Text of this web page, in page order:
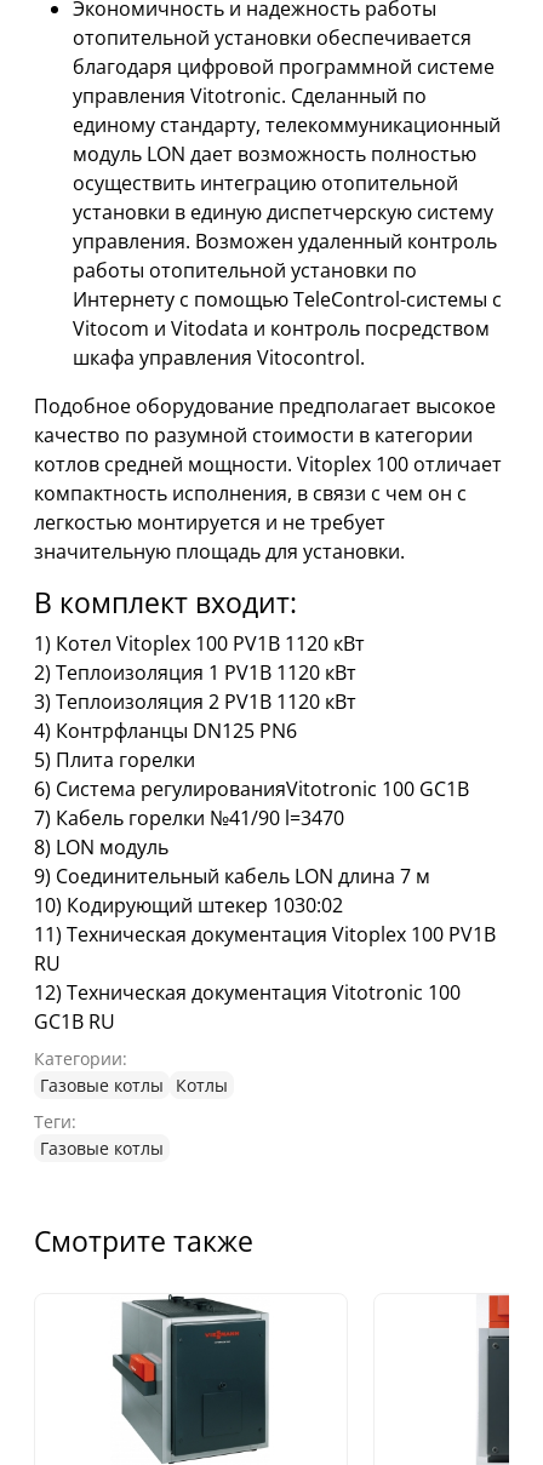
Экономичность и надежность работы
отопительной установки обеспечивается
благодаря цифровой программной системе
управления Vitotronic. Сделанный по
единому стандарту, телекоммуникационный
модуль LON дает возможность полностью
осуществить интеграцию отопительной
установки в единую диспетчерскую систему
управления. Возможен удаленный контроль
работы отопительной установки по
Интернету с помощью TeleControl-системы с
Vitocom и Vitodata и контроль посредством
шкафа управления Vitocontrol.
Подобное оборудование предполагает высокое
качество по разумной стоимости в категории
котлов средней мощности. Vitoplex 100 отличает
компактность исполнения, в связи с чем он с
легкостью монтируется и не требует
значительную площадь для установки.
В комплект входит:
1) Котел Vitoplex 100 PV1B 1120 кВт
2) Теплоизоляция 1 PV1B 1120 кВт
3) Теплоизоляция 2 PV1B 1120 кВт
4) Контрфланцы DN125 PN6
5) Плита горелки
6) Система регулированияVitotronic 100 GC1B
7) Кабель горелки №41/90 l=3470
8) LON модуль
9) Соединительный кабель LON длина 7 м
10) Кодирующий штекер 1030:02
11) Техническая документация Vitoplex 100 PV1B
RU
12) Техническая документация Vitotronic 100
GC1B RU
Категории:
Газовые котлы
Котлы
Теги:
Газовые котлы
Смотрите также